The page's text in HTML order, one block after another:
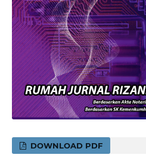
DOWNLOAD PDF